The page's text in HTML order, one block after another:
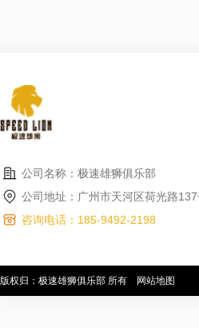
公司名称：极速雄狮俱乐部
公司地址：广州市天河区荷光路
咨询电话：185-9492-2198
版权归：极速雄狮俱乐部 所有 网站地图